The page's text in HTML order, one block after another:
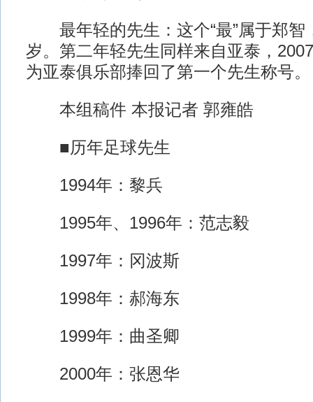
最年轻的先生：这个“最”属于郑智
岁。第二年轻先生同样来自亚泰，
为亚泰俱乐部捧回了第一个先生称号。
本组稿件 本报记者 郭雍皓
■历年足球先生
1994年：黎兵
1995年、1996年：范志毅
1997年：冈波斯
1998年：郝海东
1999年：曲圣卿
2000年：张恩华